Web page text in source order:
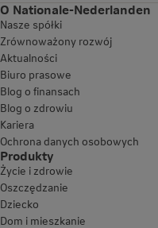
O Nationale-Nederlanden
Nasze spółki
Zrównoważony rozwój
Aktualności
Biuro prasowe
Blog o finansach
Blog o zdrowiu
Kariera
Ochrona danych osobowych
Produkty
Życie i zdrowie
Oszczędzanie
Dziecko
Dom i mieszkanie